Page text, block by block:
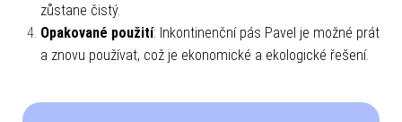
zůstane čistý.
Opakované použití: Inkontinenční pás Pavel je možné prát
a znovu používat, což je ekonomické a ekologické řešení.